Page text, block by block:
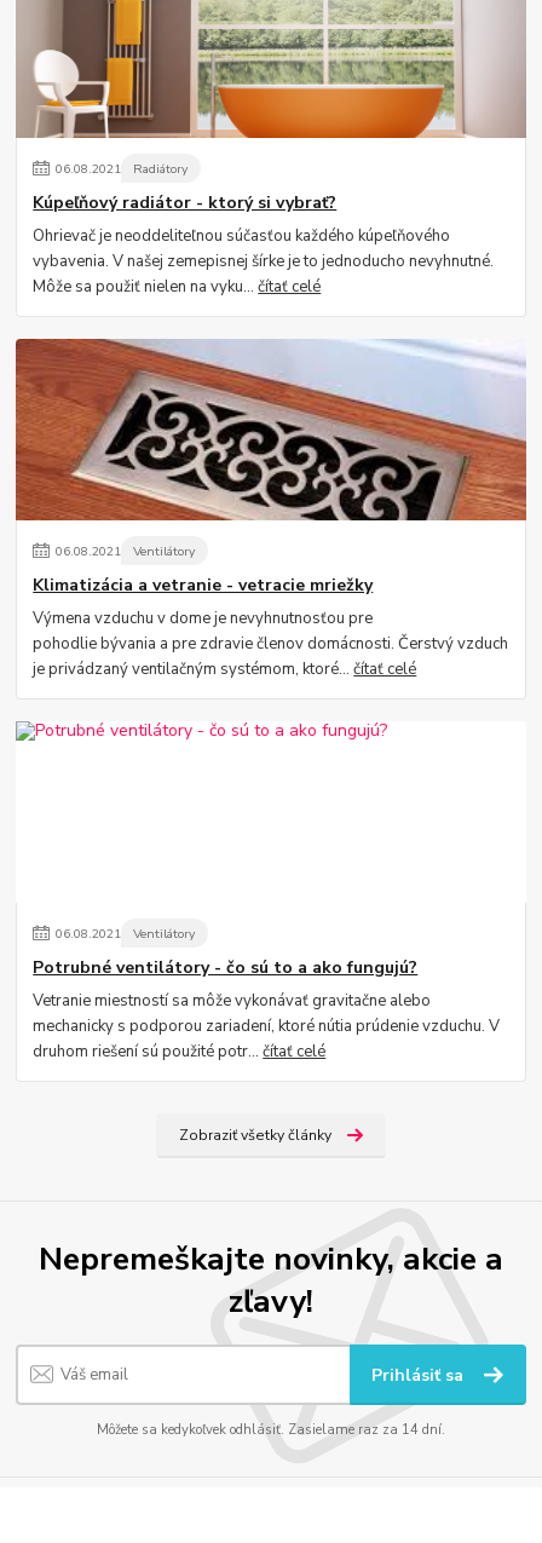
06.08.2021 Radiátory
Kúpeľňový radiátor - ktorý si vybrať?
Ohrievač je neoddeliteľnou súčasťou každého kúpeľňového
vybavenia. V našej zemepisnej šírke je to jednoducho nevyhnutné.
Môže sa použiť nielen na vyku...čítať celé
06.08.2021 Ventilátory
Klimatizácia a vetranie - vetracie mriežky
Výmena vzduchu v dome je nevyhnutnosťou pre
pohodlie bývania a pre zdravie členov domácnosti. Čerstvý vzduch
je privádzaný ventilačným systémom, ktoré...čítať celé
06.08.2021 Ventilátory
Potrubné ventilátory - čo sú to a ako fungujú?
Vetranie miestností sa môže vykonávať gravitačne alebo
mechanicky s podporou zariadení, ktoré nútia prúdenie vzduchu. V
druhom riešení sú použité potr...čítať celé
Zobraziť všetky články
Nepremeškajte novinky, akcie a
zľavy!
Prihlásiť sa
Môžete sa kedykoľvek odhlásiť. Zasielame raz za 14 dní.